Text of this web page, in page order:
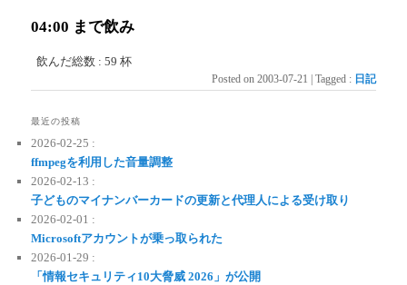
04:00 まで飲み
飲んだ総数 : 59 杯
Posted on 2003-07-21 | Tagged : 日記
最近の投稿
2026-02-25 :
ffmpegを利用した音量調整
2026-02-13 :
子どものマイナンバーカードの更新と代理人による受け取り
2026-02-01 :
Microsoftアカウントが乗っ取られた
2026-01-29 :
「情報セキュリティ10大脅威 2026」が公開